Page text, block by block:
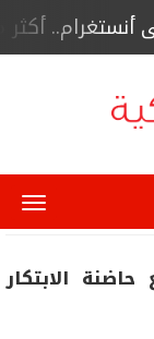
9400 مشاهد لبث حي لأخصائي صحة
الابتكار